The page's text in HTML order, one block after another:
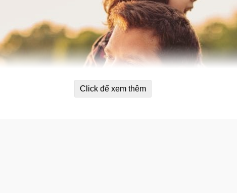
Click để xem thêm